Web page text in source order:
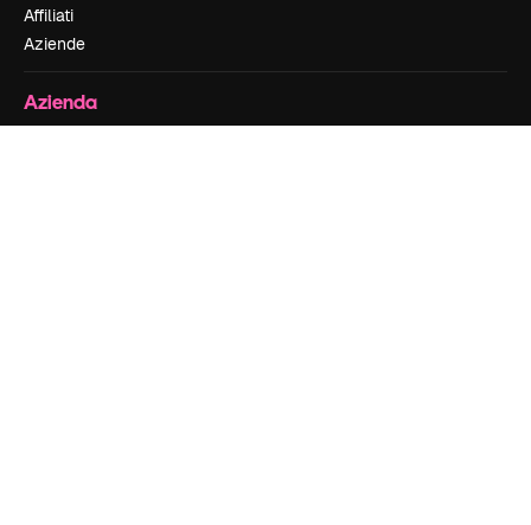
Affiliati
Aziende
Azienda